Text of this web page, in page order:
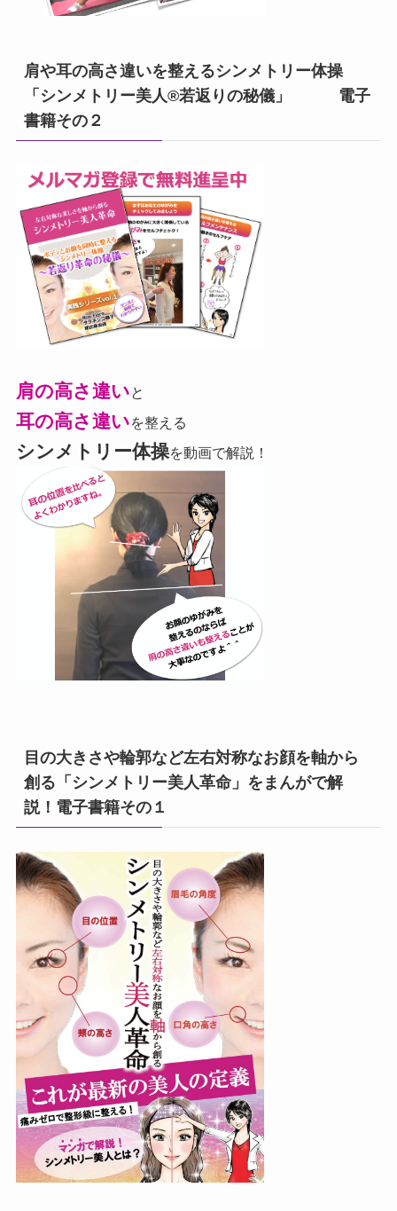
肩や耳の高さ違いを整えるシンメトリー体操
「シンメトリー美人®若返りの秘儀」 電子
書籍その２
肩の高さ違いと
耳の高さ違いを整える
シンメトリー体操を動画で解説！
目の大きさや輪郭など左右対称なお顔を軸から
創る「シンメトリー美人革命」をまんがで解
説！電子書籍その１